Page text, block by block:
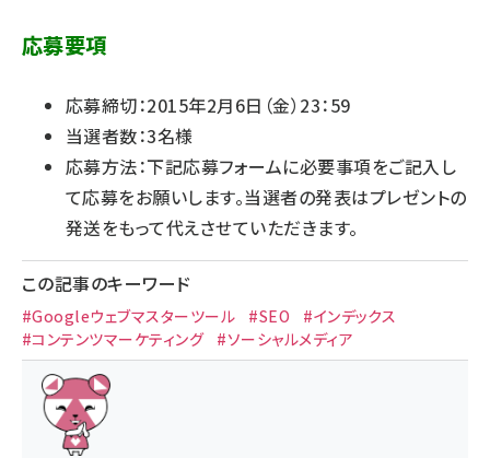
応募要項
応募締切：2015年2月6日（金）23：59
当選者数：3名様
応募方法：下記応募フォームに必要事項をご記入し
て応募をお願いします。当選者の発表はプレゼントの
発送をもって代えさせていただきます。
この記事のキーワード
#Googleウェブマスターツール #SEO
#インデックス
#コンテンツマーケティング
#ソーシャルメディア